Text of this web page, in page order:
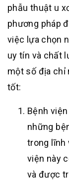
phẫu thuật u
phương pháp
việc lựa chọn
uy tín và chất
một số địa chỉ
tốt:
Bệnh
những
trong lĩnh
viện này
và được